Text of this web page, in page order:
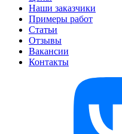
Наши заказчики
Примеры работ
Статьи
Отзывы
Вакансии
Контакты